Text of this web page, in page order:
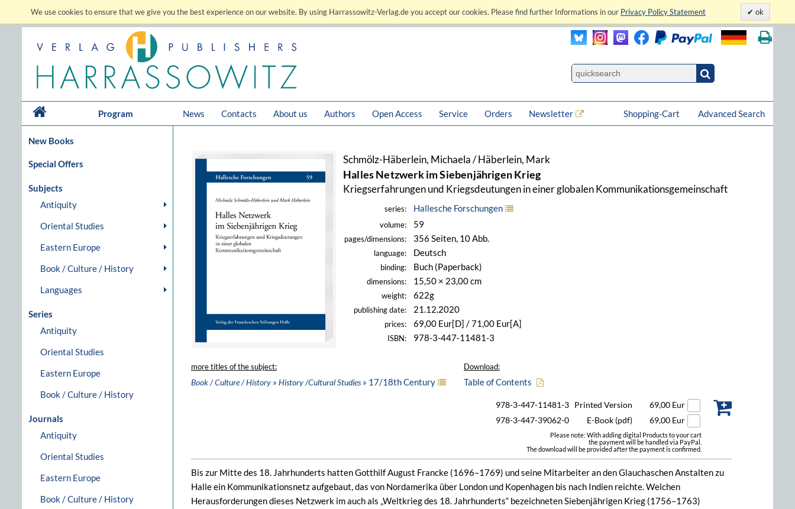
We use cookies to ensure that we give you the best experience on our website. By using Harrassowitz-Verlag.de you accept our cookies. Please find further Informations in our Privacy Policy Statement ok
Program News Contacts About us Authors Open Access Service Orders Newsletter Advanced Search
Shopping-Cart
New Books
Special Offers
Subjects
Antiquity
Oriental Studies
Eastern Europe
Book / Culture / History
Languages
Series
Antiquity
Oriental Studies
Eastern Europe
Book / Culture / History
Journals
Antiquity
Oriental Studies
Eastern Europe
Book / Culture / History
Schmölz-Häberlein, Michaela / Häberlein, Mark
Halles Netzwerk im Siebenjährigen Krieg
Kriegserfahrungen und Kriegsdeutungen in einer globalen Kommunikationsgemeinschaft
series: Hallesche Forschungen
volume: 59
pages/dimensions: 356 Seiten, 10 Abb.
language: Deutsch
binding: Buch (Paperback)
dimensions: 15,50 × 23,00 cm
weight: 622g
publishing date: 21.12.2020
prices: 69,00 Eur[D] / 71,00 Eur[A]
ISBN: 978-3-447-11481-3
more titles of the subject:
Book / Culture / History » History /Cultural Studies» 17/18th Century
Download:
Table of Contents
978-3-447-11481-3 Printed Version
69,00 Eur
978-3-447-39062-0
E-Book (pdf) 69,00 Eur
Please note: With adding digital Products to your cart
the payment will be handled via PayPal.
The download will be provided after the payment is confirmed.
Bis zur Mitte des 18. Jahrhunderts hatten Gotthilf August Francke (1696–1769) und seine Mitarbeiter an den Glauchaschen Anstalten zu
Halle ein Kommunikationsnetz aufgebaut, das von Nordamerika über London und Kopenhagen bis nach Indien reichte. Welchen
Herausforderungen dieses Netzwerk im auch als „Weltkrieg des 18. Jahrhunderts“ bezeichneten Siebenjährigen Krieg (1756–1763)